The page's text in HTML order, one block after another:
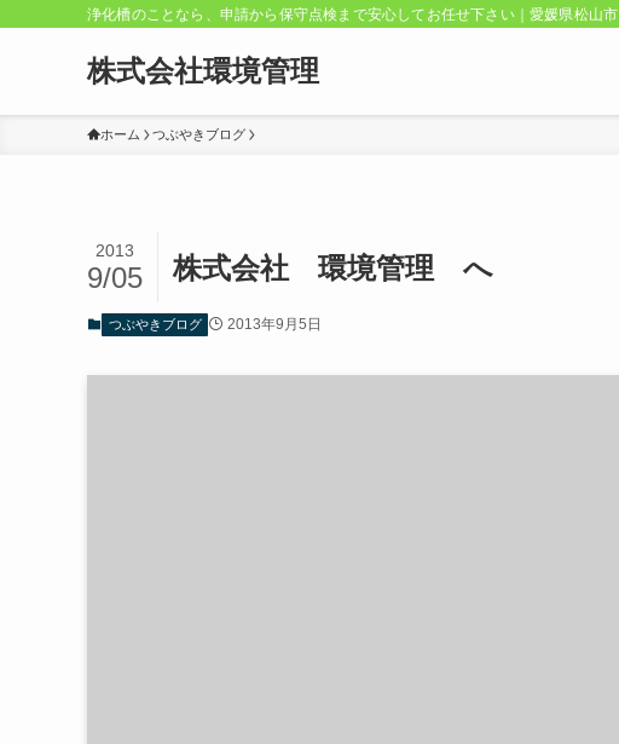
浄化槽のことなら、申請から保守点検まで安心してお任せ下さい｜愛媛県松山市
株式会社環境管理
ホーム つぶやきブログ
株式会社 環境管理 へ
2013
9/05
つぶやきブログ 2013年9月5日